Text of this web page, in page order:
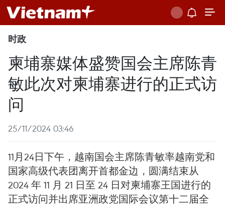
时政
柬埔寨媒体盛赞国会主席陈青
敏此次对柬埔寨进行的正式访
问
25/11/2024 03:46
11月24日下午，越南国会主席陈青敏率越南党和
国家高级代表团离开首都金边，圆满结束从
2024 年 11 月 21 日至 24 日对柬埔寨王国进行的
正式访问并出席亚洲政党国际会议第十二届全